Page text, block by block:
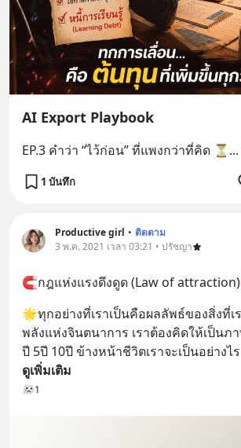
AI Export Playbook
EP.3 คำว่า “ไว้ก่อน” ที่แพงกว่าที่คิด ⏳ ...
1 บันทึก
Productive girl • ติดตาม
3 พ.ค. 2021 เวลา 03:21 • ปรัชญา
🧲กฎแห่งแรงดึงดูด (Law of
🌟ทุกอย่างที่เราเป็นคือผลลัพธ์ของสิ่งที่เ
พลังแห่งจินตนาการ เราต้องคิดให้เป็นภ
ปี 5ปี 10ปี ข้างหน้าชีวิตเราจะเป็นอย่างไร
ดูเพิ่มเติม
1